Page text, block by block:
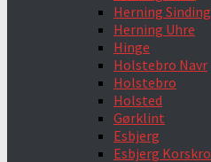
Herning Sinding
Herning Uhre
Hinge
Holstebro Navr
Holstebro
Holsted
Gørklint
Esbjerg
Esbjerg Korskro